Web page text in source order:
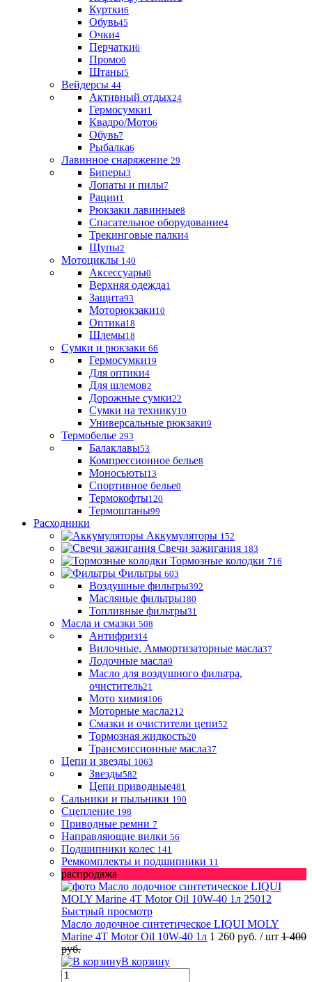
Куртки6
Обувь45
Очки4
Перчатки6
Промо0
Штаны5
Вейдерсы 44
Активный отдых24
Гермосумки1
Квадро/Мото6
Обувь7
Рыбалка6
Лавинное снаряжение 29
Биперы3
Лопаты и пилы7
Рации1
Рюкзаки лавинные8
Спасательное оборудование4
Трекинговые палки4
Щупы2
Мотоциклы 140
Аксессуары0
Верхняя одежда1
Защита93
Моторюкзаки10
Оптика18
Шлемы18
Сумки и рюкзаки 66
Гермосумки19
Для оптики4
Для шлемов2
Дорожные сумки22
Сумки на технику10
Универсальные рюкзаки9
Термобелье 293
Балаклавы53
Компрессионное белье8
Моносьюты13
Спортивное белье0
Термокофты120
Термоштаны99
Расходники
Аккумуляторы 152
Свечи зажигания 183
Тормозные колодки 716
Фильтры 603
Воздушные фильтры392
Масляные фильтры180
Топливные фильтры31
Масла и смазки 508
Антифриз14
Вилочные, Аммортизаторные масла37
Лодочные масла9
Масло для воздушного фильтра,
очиститель21
Мото химия106
Моторные масла212
Смазки и очистители цепи52
Тормозная жидкость20
Трансмиссионные масла37
Цепи и звезды 1063
Звезды582
Цепи приводные481
Сальники и пыльники 190
Сцепление 198
Приводные ремни 7
Направляющие вилки 56
Подшипники колес 141
Ремкомплекты и подшипники 11
распродажа
Быстрый просмотр
Масло лодочное синтетическое LIQUI MOLY
Marine 4T Motor Oil 10W-40 1л 1 260 руб. / шт 1 400
руб.
В корзину